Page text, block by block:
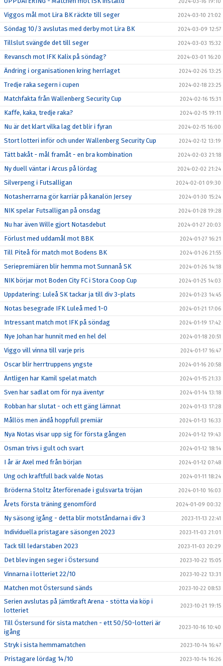
Viggos mål mot Lira BK räckte till seger 2024-03-10 21:02
Söndag 10/3 avslutas med derby mot Lira BK 2024-03-09 12:57
Tillslut svängde det till seger 2024-03-03 15:32
Revansch mot IFK Kalix på söndag? 2024-03-01 16:20
Ändring i organisationen kring herrlaget 2024-02-26 13:25
Tredje raka segern i cupen 2024-02-18 23:25
Matchfakta från Wallenberg Security Cup 2024-02-16 15:31
Kaffe, kaka, tredje raka? 2024-02-15 19:11
Nu är det klart vilka lag det blir i fyran 2024-02-15 16:00
Stort lotteri inför och under Wallenberg Security Cup 2024-02-12 13:19
Tätt bakåt - mål framåt - en bra kombination 2024-02-03 21:18
Ny duell väntar i Arcus på lördag 2024-02-02 21:24
Silverpeng i Futsalligan 2024-02-01 09:30
Notasherrarna gör karriär på kanalön Jersey 2024-01-30 15:24
NIK spelar Futsalligan på onsdag 2024-01-28 19:28
Nu har även Wille gjort Notasdebut 2024-01-27 20:03
Förlust med uddamål mot BBK 2024-01-27 16:21
Till Piteå för match mot Bodens BK 2024-01-26 21:55
Seriepremiären blir hemma mot Sunnanå SK 2024-01-26 14:18
NIK börjar mot Boden City FC i Stora Coop Cup 2024-01-25 14:03
Uppdatering: Luleå SK tackar ja till div 3-plats 2024-01-23 14:45
Notas besegrade IFK Luleå med 1-0 2024-01-21 17:06
Intressant match mot IFK på söndag 2024-01-19 17:42
Nye Johan har hunnit med en hel del 2024-01-18 20:51
Viggo vill vinna till varje pris 2024-01-17 16:47
Oscar blir herrtruppens yngste 2024-01-16 20:58
Äntligen har Kamil spelat match 2024-01-15 21:33
Sven har sadlat om för nya äventyr 2024-01-14 13:18
Robban har slutat - och ett gäng lämnat 2024-01-13 17:28
Mållös men ändå hoppfull premiär 2024-01-13 16:33
Nya Notas visar upp sig för första gången 2024-01-12 19:43
Osman trivs i gult och svart 2024-01-12 18:14
I år är Axel med från början 2024-01-12 07:48
Ung och kraftfull back valde Notas 2024-01-11 18:24
Bröderna Stoltz återförenade i gulsvarta tröjan 2024-01-10 16:03
Årets första träning genomförd 2024-01-09 00:32
Ny säsong igång - detta blir motståndarna i div 3 2023-11-13 22:41
Individuella pristagare säsongen 2023 2023-11-03 21:01
Tack till ledarstaben 2023 2023-11-03 20:29
Det blev ingen seger i Östersund 2023-10-22 15:05
Vinnarna i lotteriet 22/10 2023-10-22 13:31
Matchen mot Östersund sänds 2023-10-22 08:53
Serien avslutas på Jämtkraft Arena - stötta via köp i
lotteriet
2023-10-21 19:15
Till Östersund för sista matchen - ett 50/50-lotteri är
igång
2023-10-16 10:40
Stryk i sista hemmamatchen 2023-10-14 16:47
Pristagare lördag 14/10 2023-10-14 16:26